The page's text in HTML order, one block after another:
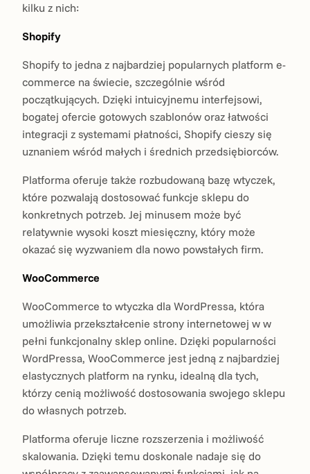
kilku z nich:
Shopify
Shopify to jedna z najbardziej popularnych platform e-
commerce na świecie, szczególnie wśród
początkujących. Dzięki intuicyjnemu interfejsowi,
bogatej ofercie gotowych szablonów oraz łatwości
integracji z systemami płatności, Shopify cieszy się
uznaniem wśród małych i średnich przedsiębiorców.
Platforma oferuje także rozbudowaną bazę wtyczek,
które pozwalają dostosować funkcje sklepu do
konkretnych potrzeb. Jej minusem może być
relatywnie wysoki koszt miesięczny, który może
okazać się wyzwaniem dla nowo powstałych firm.
WooCommerce
WooCommerce to wtyczka dla WordPressa, która
umożliwia przekształcenie strony internetowej w w
pełni funkcjonalny sklep online. Dzięki popularności
WordPressa, WooCommerce jest jedną z najbardziej
elastycznych platform na rynku, idealną dla tych,
którzy cenią możliwość dostosowania swojego sklepu
do własnych potrzeb.
Platforma oferuje liczne rozszerzenia i możliwość
skalowania. Dzięki temu doskonale nadaje się do